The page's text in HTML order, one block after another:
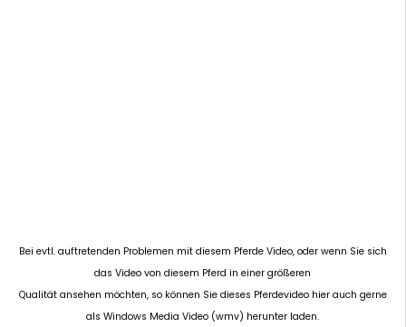
Bei evtl. auftretenden Problemen mit diesem Pferde Video, oder wenn Sie sich
das Video von diesem Pferd in einer größeren
Qualität ansehen möchten, so können Sie dieses Pferdevideo hier auch gerne
als Windows Media Video (wmv) herunter laden.